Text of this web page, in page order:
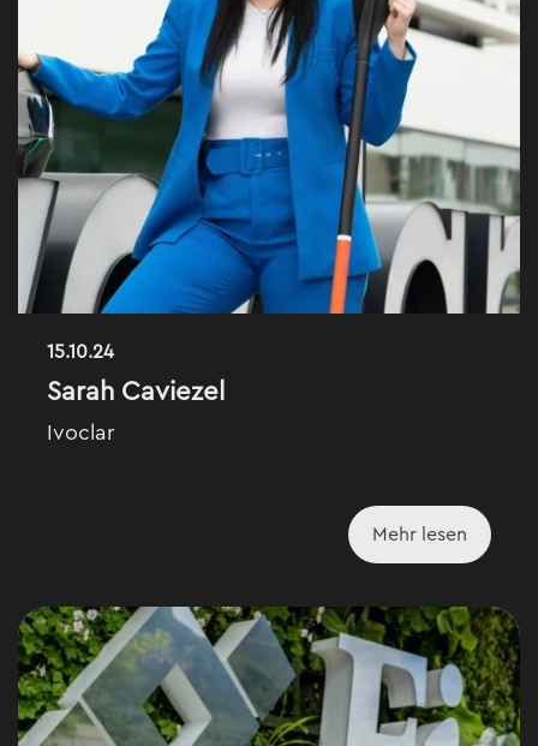
15.10.24
Sarah Caviezel
Ivoclar
Mehr lesen